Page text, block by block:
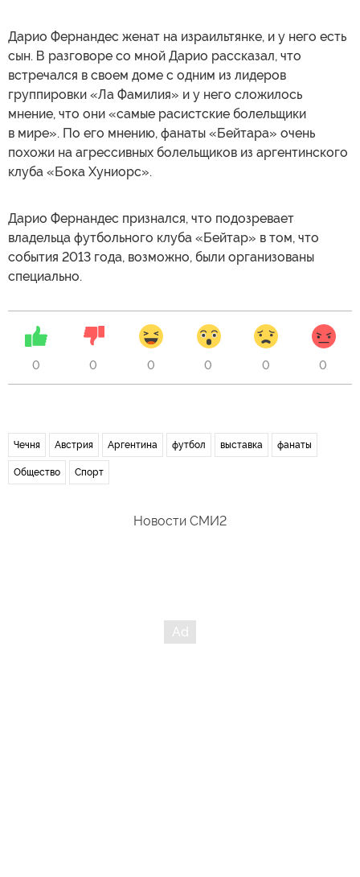
Дарио Фернандес женат на израильтянке, и у него есть
сын. В разговоре со мной Дарио рассказал, что
встречался в своем доме с одним из лидеров
группировки «Ла Фамилия» и у него сложилось
мнение, что они «самые расистские болельщики
в мире». По его мнению, фанаты «Бейтара» очень
похожи на агрессивных болельщиков из аргентинского
клуба «Бока Хуниорс».
Дарио Фернандес признался, что подозревает
владельца футбольного клуба «Бейтар» в том, что
события 2013 года, возможно, были организованы
специально.
0 0 0 0 0 0
Чечня Австрия Аргентина футбол выставка фанаты
Общество Спорт
Новости СМИ2